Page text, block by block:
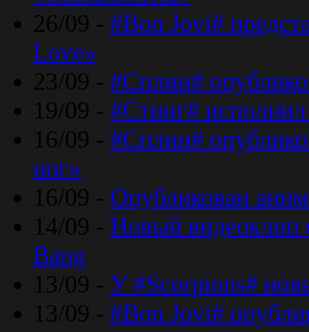
26/09 - #Bon Jovi#
Love»
23/09 - #Сплин#
19/09 - #Стинг#
16/09 - #Сплин#
ног»
16/09 - Опубликован
14/09 - Новый видеоклип
Bang
13/09 - У #Scorpions#
13/09 - #Bon Jovi#